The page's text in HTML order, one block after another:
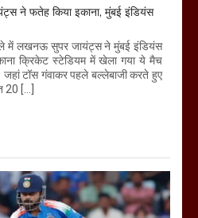
ने फतेह किया इकाना, मुंबई इंडियंस
में लखनऊ सुपर जायंट्स ने मुंबई इंडियंस
क्रिकेट स्टेडियम में खेला गया ये मैच
टॉस गंवाकर पहले बल्लेबाजी करते हुए
20 […]